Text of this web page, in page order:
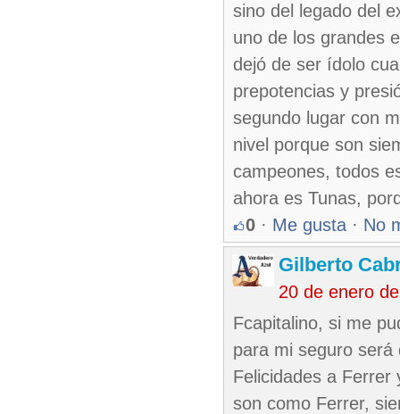
sino del legado del
uno de los grandes
dejó de ser ídolo
prepotencias y
segundo lugar con
nivel porque son
campeones, todos
ahora es Tunas,
0 · Me gusta · No
Gilberto
20 de enero
Fcapitalino, si me
para mi seguro será
Felicidades a Ferrer
son como Ferrer,